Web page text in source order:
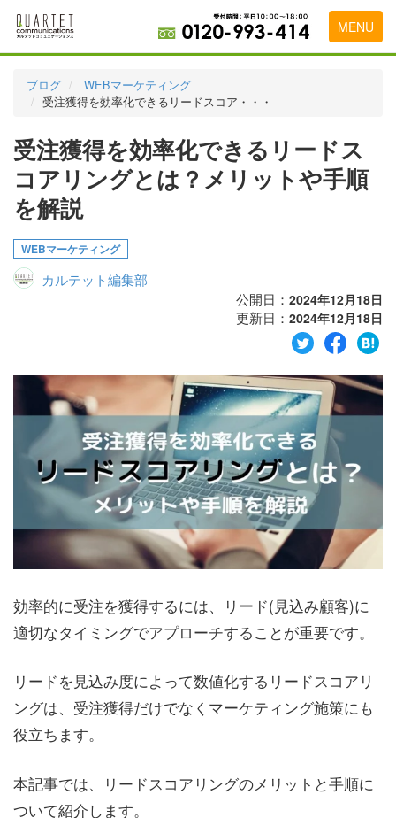
MENU
料金表
実績・お客様の声
初めて導入をお考えの方
代理店の乗り換えをお考えの方
広告代理店・HP制作会社様へ
お申し込みから運用開始までの流れ
ブログ
WEBマーケティング
受注獲得を効率化できるリードスコア・・・
受注獲得を効率化できるリードス
コアリングとは？メリットや手順
を解説
WEBマーケティング
カルテット編集部
公開日： 2024年12月18日
更新日： 2024年12月18日
効率的に受注を獲得するには、リード(見込み顧客)に
適切なタイミングでアプローチすることが重要です。
リードを見込み度によって数値化するリードスコアリ
ングは、受注獲得だけでなくマーケティング施策にも
役立ちます。
本記事では、リードスコアリングのメリットと手順に
ついて紹介します。